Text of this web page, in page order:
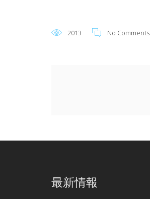
2013 No Comments
最新情報